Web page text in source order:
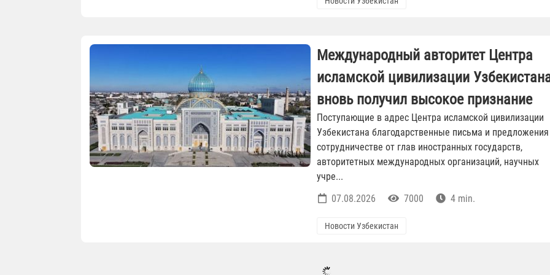
Международный авторитет Центра
исламской цивилизации
вновь получил высокое признание
Поступающие в адрес Центра исламской цивилизации
Узбекистана благодарственные письма и
сотрудничестве от глав иностранных государств,
авторитетных международных организаций, научных
учре...
07.08.2026
7000 4 min.
Новости Узбекистан